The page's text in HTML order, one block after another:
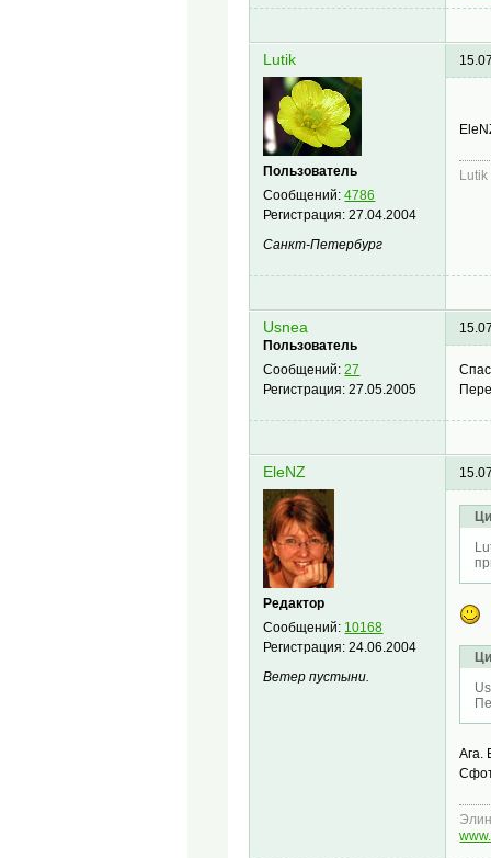
Lutik
Пользователь
Сообщений:4786
Регистрация:27.04.2004
Санкт-Петербург
Lutik
Usnea
Пользователь
Сообщений:27
Регистрация:27.05.2005
EleNZ
Редактор
Сообщений: 10168
Регистрация:24.06.2004
Ветер пустыни.
Ага.